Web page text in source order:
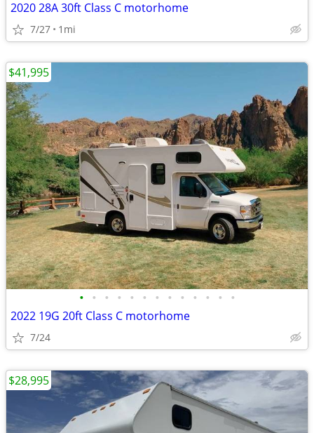
2020 28A 30ft Class C motorhome
7/27 1mi
• • • • • • • • • • • • •
2022 19G 20ft Class C motorhome
7/24
$41,995
$28,995